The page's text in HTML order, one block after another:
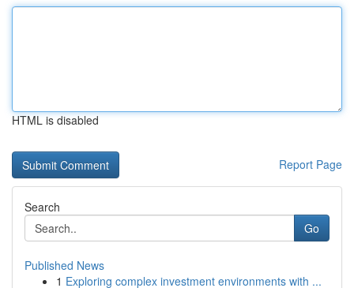
HTML is disabled
Report Page
Search
Go
Published News
1 Exploring complex investment environments with ...